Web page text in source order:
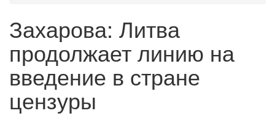
Захарова: Литва
продолжает линию на
введение в стране
цензуры